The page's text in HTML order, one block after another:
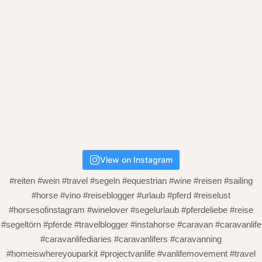
View on Instagram
#reiten #wein #travel #segeln #equestrian #wine #reisen #sailing
#horse #vino #reiseblogger #urlaub #pferd #reiselust
#horsesofinstagram #winelover #segelurlaub #pferdeliebe #reise
#segeltörn #pferde #travelblogger #instahorse #caravan #caravanlife
#caravanlifediaries #caravanlifers #caravanning
#homeiswhereyouparkit #projectvanlife #vanlifemovement #travel